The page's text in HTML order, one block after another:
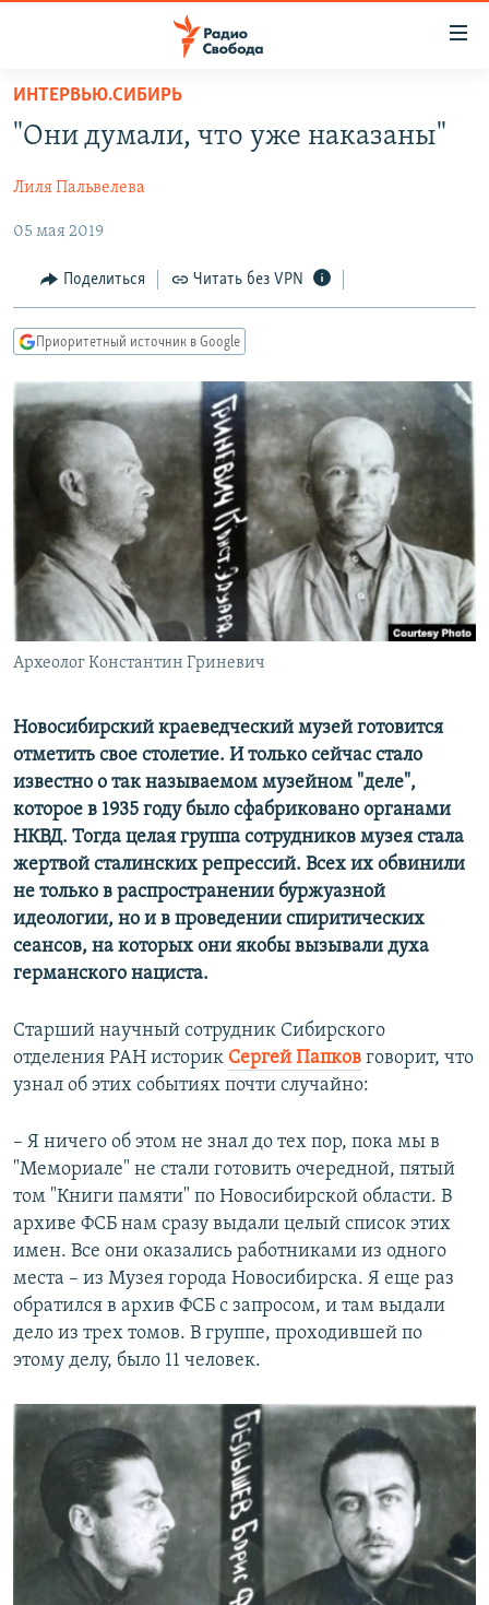
упрощенного
доступа
содержанию
Вернутся
главной
навигации
Вернутся
поиску
ПРОГРАММЫ
ПОДКАСТЫ
АВТОРСКИЕ ПРОЕКТЫ
ЦИТАТЫ СВОБОДЫ
МНЕНИЯ
КУЛЬТУРА
IDEL.РЕАЛИИ
КАВКАЗ.РЕАЛИИ
СЕВЕР.РЕАЛИИ
СИБИРЬ.РЕАЛИИ
РАСПИСАНИЕ ВЕЩАНИЯ
ПОДПИШИТЕСЬ НА РАССЫЛКУ
СОЦИАЛЬНЫЕ СЕТИ
Все сайты РСЕ/РС
ИНТЕРВЬЮ.СИБИРЬ
"Они думали, что уже наказаны"
Лиля Пальвелева
05 мая 2019
Поделиться Читать без VPN
Приоритетный источник в Google
Археолог Константин Гриневич
Новосибирский краеведческий музей готовится
отметить свое столетие. И только сейчас стало
известно о так называемом музейном "деле",
которое в 1935 году было сфабриковано органами
НКВД. Тогда целая группа сотрудников музея стала
жертвой сталинских репрессий. Всех их обвинили
не только в распространении буржуазной
идеологии, но и в проведении спиритических
сеансов, на которых они якобы вызывали духа
германского нациста.
Старший научный сотрудник Сибирского
отделения РАН историк Сергей Папков говорит, что
узнал об этих событиях почти случайно:
– Я ничего об этом не знал до тех пор, пока мы в
"Мемориале" не стали готовить очередной, пятый
том "Книги памяти" по Новосибирской области. В
архиве ФСБ нам сразу выдали целый список этих
имен. Все они оказались работниками из одного
места – из Музея города Новосибирска. Я еще раз
обратился в архив ФСБ с запросом, и там выдали
дело из трех томов. В группе, проходившей по
этому делу, было 11 человек.